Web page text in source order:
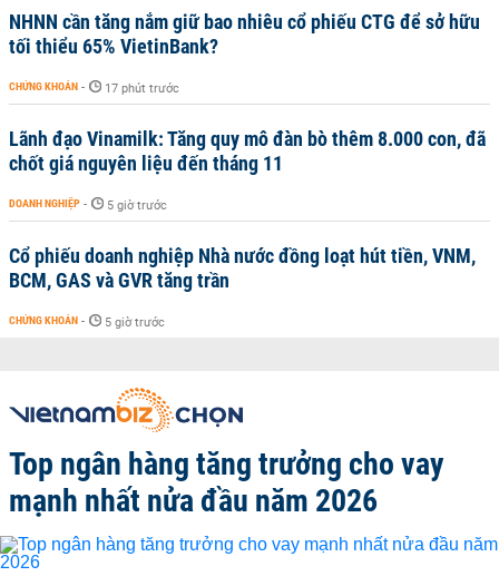
NHNN cần tăng nắm giữ bao nhiêu cổ phiếu CTG để sở hữu
tối thiểu 65% VietinBank?
CHỨNG KHOÁN - 17 phút trước
Lãnh đạo Vinamilk: Tăng quy mô đàn bò thêm 8.000 con, đã
chốt giá nguyên liệu đến tháng 11
DOANH NGHIỆP - 5 giờ trước
Cổ phiếu doanh nghiệp Nhà nước đồng loạt hút tiền, VNM,
BCM, GAS và GVR tăng trần
CHỨNG KHOÁN - 5 giờ trước
Top ngân hàng tăng trưởng cho vay
mạnh nhất nửa đầu năm 2026